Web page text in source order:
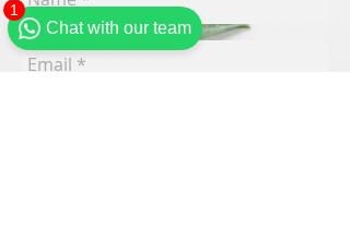
1
Chat with our team